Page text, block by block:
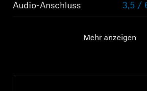
Audio-Anschluss 3,5 /
Mehr anzeigen